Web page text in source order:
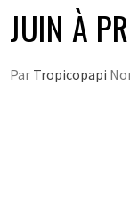
JUIN À
Par Tropicopapi